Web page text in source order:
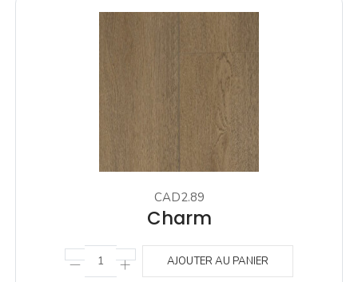
CAD2.89
Charm
AJOUTER AU PANIER